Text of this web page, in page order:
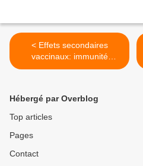
< Effets secondaires
vaccinaux: immunité
juridique pour les pédiatres
Hébergé par Overblog
Top articles
Pages
Contact